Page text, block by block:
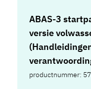
0-4 jaar, in
ouderversie 5-
vragenlijsten
5-17 jaar, 10
ouderversie 5-
ABAS-3
versie
normen en
productnummer: